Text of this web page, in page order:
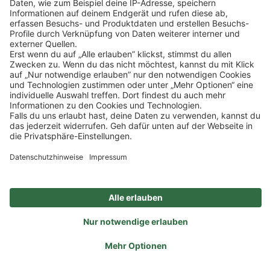
Akzeptieren
Powered by
Impressum Datenschutz
Privatsphäre-Einstellungen
Veranstaltungen
FAQ
Sitemap